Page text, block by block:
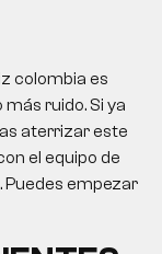
colombia es
ruido. Si ya
aterrizar este
el equipo de
Puedes empezar